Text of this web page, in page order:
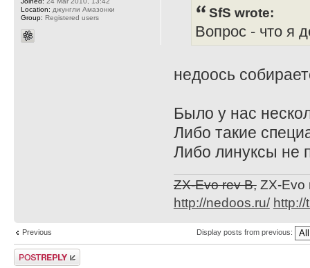
SfS wrote:
Вопрос - что я
недоось
Было у нас
Либо такие
Либо линуксы не
ZX-Evo rev B,ZX-Evo
http://nedoos.ru/
Location: джунгли Амазонки
Group: Registered users
Previous Display posts from previous:
Post a reply